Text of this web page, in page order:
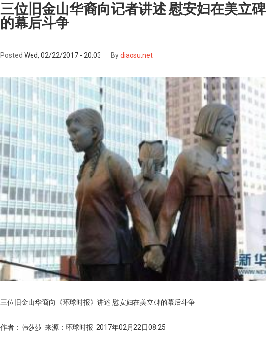
三位旧金山华裔向记者讲述 慰安妇在美立碑
的幕后斗争
Posted Wed, 02/22/2017 - 20:03 Bydiaosu.net
三位旧金山华裔向《环球时报》讲述 慰安妇在美立碑的幕后斗争
作者：韩莎莎 来源：环球时报 2017年02月22日08:25